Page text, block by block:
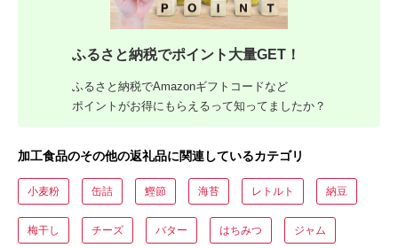
ふるさと納税でポイント大量GET！
ふるさと納税でAmazonギフトコードなど
ポイントがお得にもらえるって知ってましたか？
加工食品のその他の返礼品に関連しているカテゴリ
小麦粉 缶詰 鰹節 海苔 レトルト 納豆
梅干し チーズ バター はちみつ ジャム